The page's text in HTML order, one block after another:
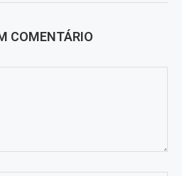
COMENTÁRIO